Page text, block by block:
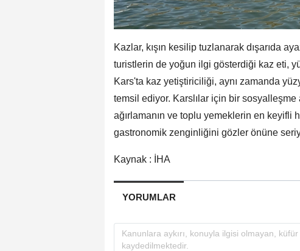
Kazlar, kışın kesilip tuzlanarak dışarıda
turistlerin de yoğun ilgi gösterdiği kaz eti,
Kars'ta kaz yetiştiriciliği, aynı zamanda
temsil ediyor. Karslılar için bir sosyalleşme
ağırlamanın ve toplu yemeklerin en keyifli
gastronomik zenginliğini gözler önüne
Kaynak : İHA
YORUMLAR